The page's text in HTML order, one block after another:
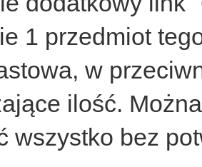
1 przedmiot
w
ilość.
wszystko bez